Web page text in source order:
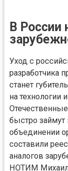
В России
Уход с
разработчика
станет
на технологии
быстро займут
объединении
составили
аналогов
НОТИМ Михаил